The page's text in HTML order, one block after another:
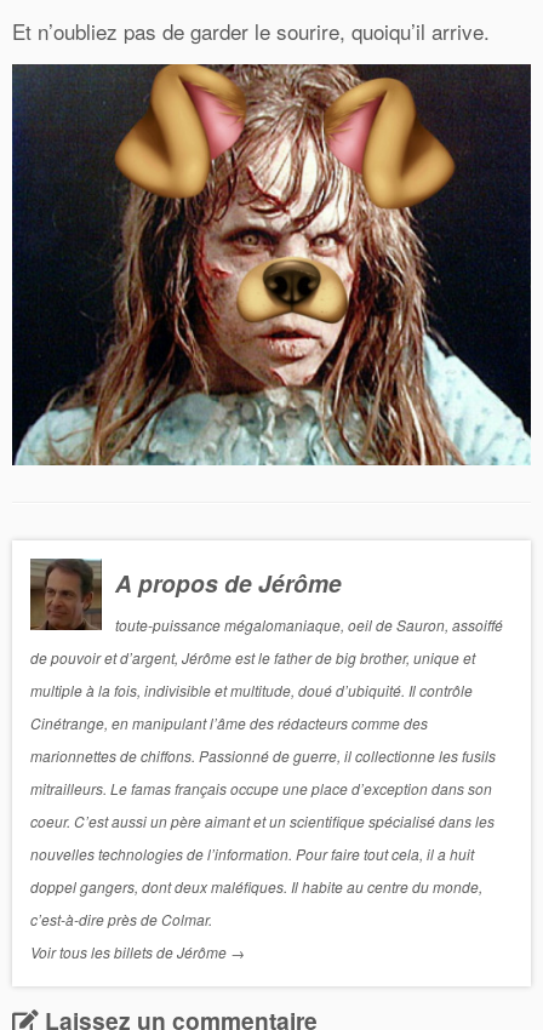
Et n’oubliez pas de garder le sourire, quoiqu’il arrive.
A propos de Jérôme
toute-puissance mégalomaniaque, oeil de Sauron, assoiffé
de pouvoir et d’argent, Jérôme est le father de big brother, unique et
multiple à la fois, indivisible et multitude, doué d’ubiquité. Il contrôle
Cinétrange, en manipulant l’âme des rédacteurs comme des
marionnettes de chiffons. Passionné de guerre, il collectionne les fusils
mitrailleurs. Le famas français occupe une place d’exception dans son
coeur. C’est aussi un père aimant et un scientifique spécialisé dans les
nouvelles technologies de l’information. Pour faire tout cela, il a huit
doppel gangers, dont deux maléfiques. Il habite au centre du monde,
c’est-à-dire près de Colmar.
Voir tous les billets de Jérôme →
Laissez un commentaire